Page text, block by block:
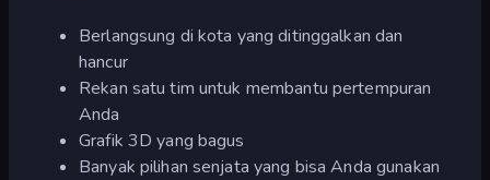
Berlangsung di kota yang ditinggalkan dan
hancur
Rekan satu tim untuk membantu pertempuran
Anda
Grafik 3D yang bagus
Banyak pilihan senjata yang bisa Anda gunakan